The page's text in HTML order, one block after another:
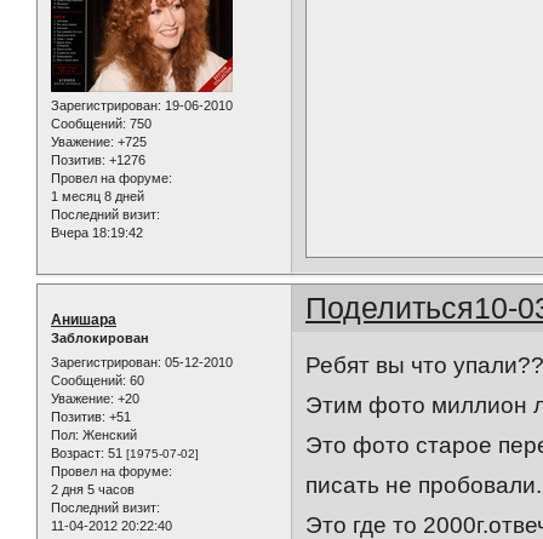
Зарегистрирован: 19-06-2010
Сообщений: 750
Уважение: +725
Позитив: +1276
Провел на форуме:
1 месяц 8 дней
Последний визит:
Вчера 18:19:42
Поделиться10-
Анишара
Заблокирован
Зарегистрирован: 05-12-2010
Сообщений: 60
Уважение: +20
Позитив: +51
Пол: Женский
Возраст: 51 [1975-07-02]
Провел на форуме:
2 дня 5 часов
Последний визит:
11-04-2012 20:22:40
Ребят вы что
Этим фото миллион
Это фото старое
писать не
Это где то